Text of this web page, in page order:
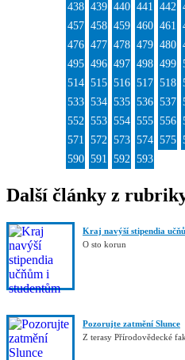
438 439 440 441 442
457 458 459 460 461
476 477 478 479 480
495 496 497 498 499
514 515 516 517 518
533 534 535 536 537
552 553 554 555 556
571 572 573 574 575
590 591 592 593
Další články z
Kraj navýší stipendia
O sto korun
Pozorujte zatmění Slunce
Z terasy Přírodovědecké